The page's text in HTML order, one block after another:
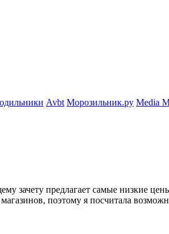
Avbt Морозильник.ру Media
зачету предлагает самые низкие
поэтому я посчитала